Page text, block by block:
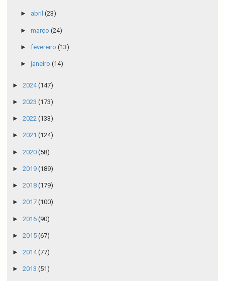
► abril (23)
► março (24)
► fevereiro (13)
► janeiro (14)
► 2024(147)
► 2023 (173)
► 2022 (133)
► 2021 (124)
► 2020 (58)
► 2019 (189)
► 2018 (179)
► 2017 (100)
► 2016 (90)
► 2015 (67)
► 2014(77)
► 2013 (51)